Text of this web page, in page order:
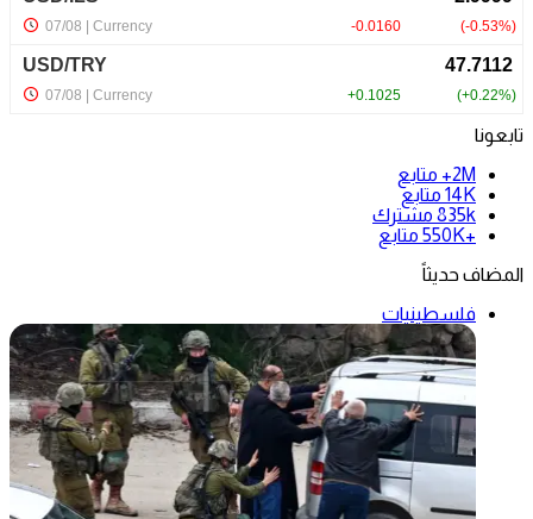
تابعونا
2M+
متابع
14K متابع
835k مشترك
+550K
متابع
المضاف حديثاً
فلسطينيات